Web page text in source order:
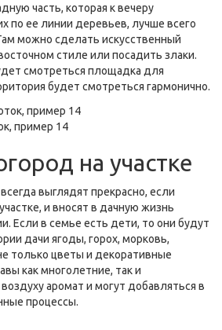
часть, которая к вечеру
по ее линии деревьев, лучше всего
можно сделать искусственный
стиле или посадить злаки.
смотреться площадка для
будет смотреться гармонично.
пример 14
на участке
выглядят прекрасно, если
и вносят в дачную жизнь
Если в семье есть дети, то они будут
дачи ягоды, горох, морковь,
только цветы и декоративные
как многолетние, так и
аромат и могут добавляться в
процессы.